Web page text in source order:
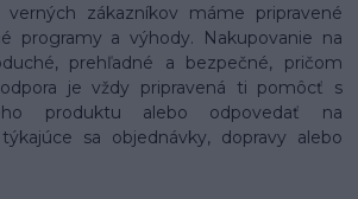
zákazníkov máme pripravené
programy a výhody. Nakupovanie na
prehľadné a bezpečné, pričom
je vždy pripravená ti pomôcť s
produktu alebo odpovedať na
sa objednávky, dopravy alebo